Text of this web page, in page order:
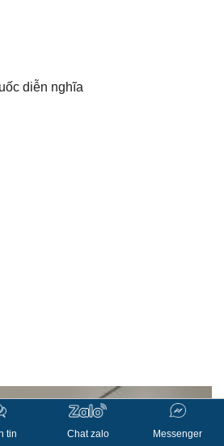
diễn nghĩa
tin Chat zalo Messenger